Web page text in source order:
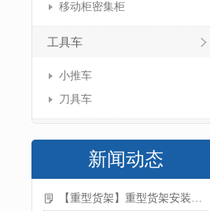
移动柜密集柜
工具车
小推车
刀具车
新闻动态
【重型货架】重型货架安装注意事项